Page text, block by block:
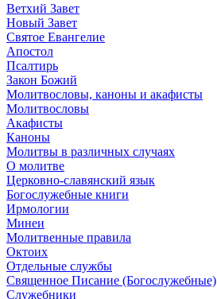
Ветхий Завет
Новый Завет
Святое Евангелие
Апостол
Псалтирь
Закон Божий
Молитвословы, каноны и акафисты
Молитвословы
Акафисты
Каноны
Молитвы в различных случаях
О молитве
Церковно-славянский язык
Богослужебные книги
Ирмологии
Минеи
Молитвенные правила
Октоих
Отдельные службы
Священное Писание (Богослужебные)
Служебники